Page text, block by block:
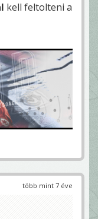
kell feltolteni a
több mint 7 éve